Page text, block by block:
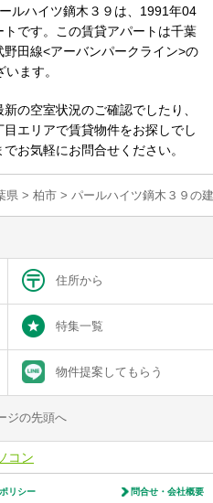
ルハイツ鏑木３９は、1991年04
です。この賃貸アパートは千葉
田線<アーバンパークライン>の
ます。
の空室状況のご確認でしたり、
エリアで賃貸物件をお探しでし
お気軽にお問合せください。
県 > 柏市 > パールハイツ鏑木３９の
住所から
特集一覧
物件提案してもらう
ジの先頭へ
コン
リシー 問合せ・会社概要